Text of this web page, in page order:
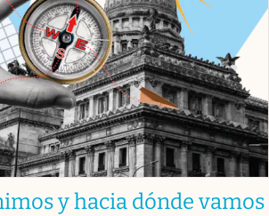
y hacia dónde vamos